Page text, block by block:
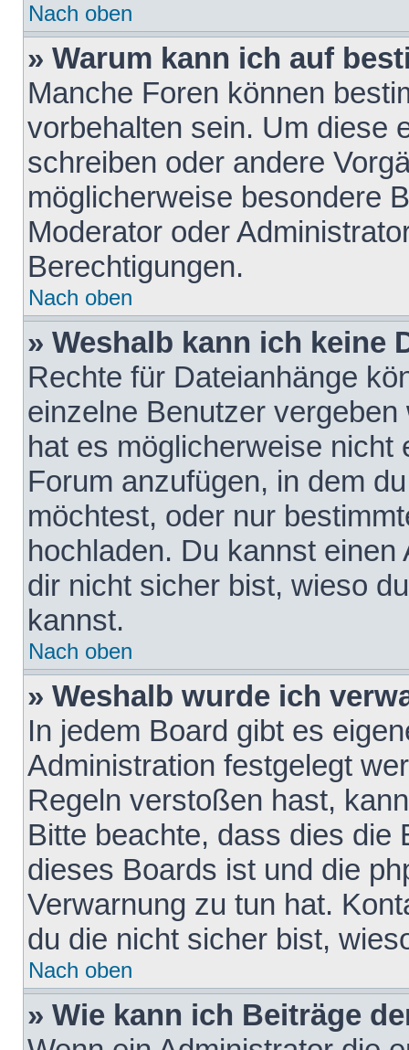
Nach oben
» Warum kann ich auf
Manche Foren können
vorbehalten sein. Um diese
schreiben oder andere
möglicherweise besondere
Moderator oder
Berechtigungen.
Nach oben
» Weshalb kann ich keine
Rechte für Dateianhänge
einzelne Benutzer
hat es möglicherweise nicht
Forum anzufügen, in dem
möchtest, oder nur
hochladen. Du kannst
dir nicht sicher bist, wieso
kannst.
Nach oben
» Weshalb wurde ich
In jedem Board gibt es
Administration festgelegt
Regeln verstoßen hast,
Bitte beachte, dass dies die
dieses Boards ist und die
Verwarnung zu tun hat.
du die nicht sicher bist,
Nach oben
» Wie kann ich Beiträge